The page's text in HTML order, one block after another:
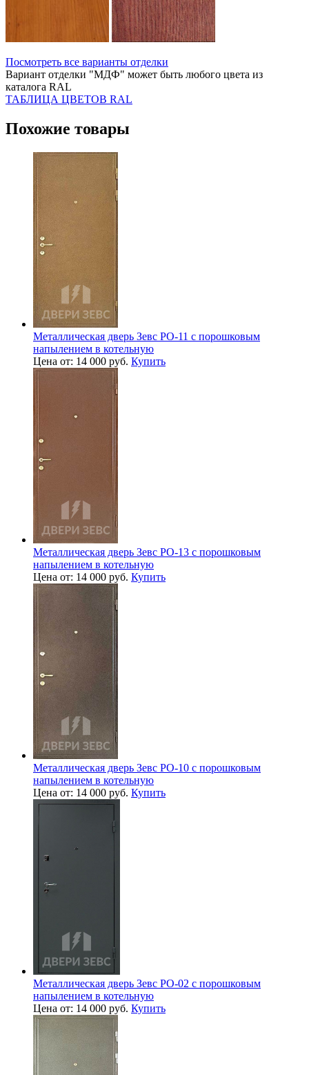
Посмотреть все варианты отделки
Вариант отделки "МДФ" может быть любого цвета из
каталога RAL
ТАБЛИЦА ЦВЕТОВ RAL
Похожие товары
Металлическая дверь Зевс PO-11 с порошковым
напылением в котельную
Цена от: 14 000 руб. Купить
Металлическая дверь Зевс PO-13 с порошковым
напылением в котельную
Цена от: 14 000 руб. Купить
Металлическая дверь Зевс PO-10 с порошковым
напылением в котельную
Цена от: 14 000 руб. Купить
Металлическая дверь Зевс PO-02 с порошковым
напылением в котельную
Цена от: 14 000 руб. Купить